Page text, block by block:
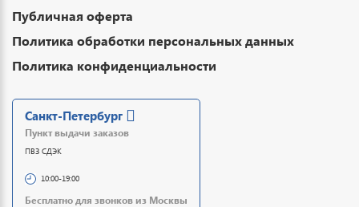
Публичная оферта
Политика обработки персональных данных
Политика конфиденциальности
Санкт-Петербург
Пункт выдачи заказов
ПВЗ СДЭК
10:00-19:00
Бесплатно для звонков из Москвы